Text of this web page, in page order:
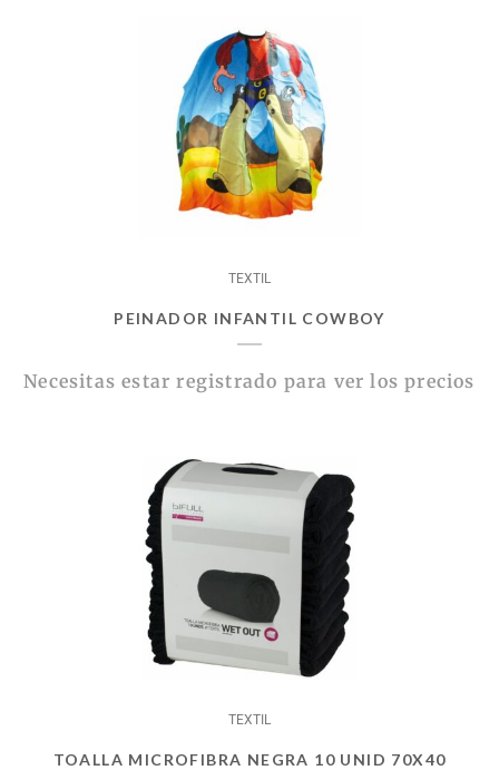
TEXTIL
PEINADOR INFANTIL COWBOY
Necesitas estar registrado para ver los precios
TEXTIL
TOALLA MICROFIBRA NEGRA 10 UNID 70X40